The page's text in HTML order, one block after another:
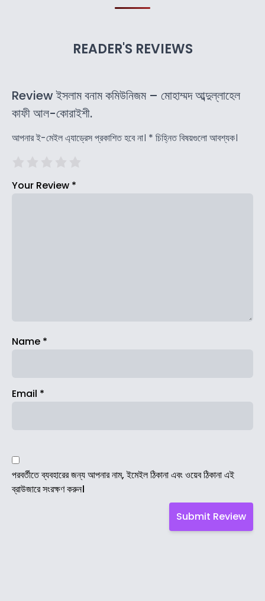
READER'S REVIEWS
Review ইসলাম বনাম কমিউনিজম – মোহাম্মদ আব্দুল্লাহেল
কাফী আল-কোরাইশী.
আপনার ই-মেইল এ্যাড্রেস প্রকাশিত হবে না। * চিহ্নিত বিষয়গুলো আবশ্যক।
Your Review *
Name *
Email *
পরবর্তীতে ব্যবহারের জন্য আপনার নাম, ইমেইল ঠিকানা এবং ওয়েব ঠিকানা এই
ব্রাউজারে সংরক্ষণ করুন।